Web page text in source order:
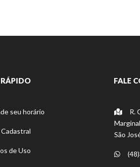
seu horário
Cadastral
de Uso
FALE
R.
São